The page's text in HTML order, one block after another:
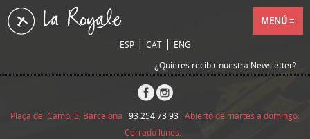
ESP| CAT| ENG
MENÚ
¿Quieres recibir nuestra Newsletter?
Plaça del Camp, 5, Barcelona 93 254 73 93 Abierto de martes a domingo.
Cerrado lunes.